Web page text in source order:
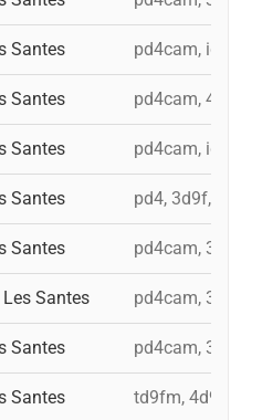
Santes pd4cam, id
Santes pd4cam, 4d9f, i
Santes pd4cam, id
Santes pd4, 3d9f,
Santes pd4cam, 3d9f,
Les Santes pd4cam, 3d9f,
Santes pd4cam, 3d9f, i
Santes td9fm, 4d9f, i